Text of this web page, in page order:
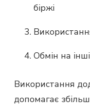
біржі
Обмін на
Використання
допомагає